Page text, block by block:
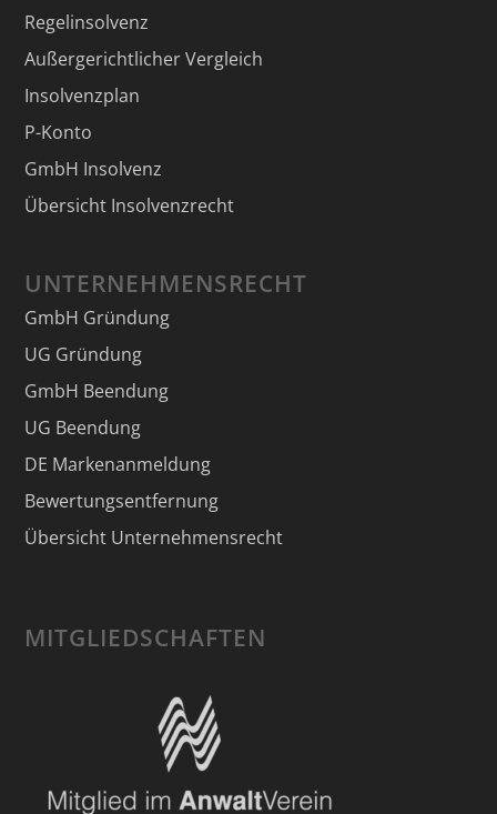
Regelinsolvenz
Außergerichtlicher Vergleich
Insolvenzplan
P-Konto
GmbH Insolvenz
Übersicht Insolvenzrecht
UNTERNEHMENSRECHT
GmbH Gründung
UG Gründung
GmbH Beendung
UG Beendung
DE Markenanmeldung
Bewertungsentfernung
Übersicht Unternehmensrecht
MITGLIEDSCHAFTEN